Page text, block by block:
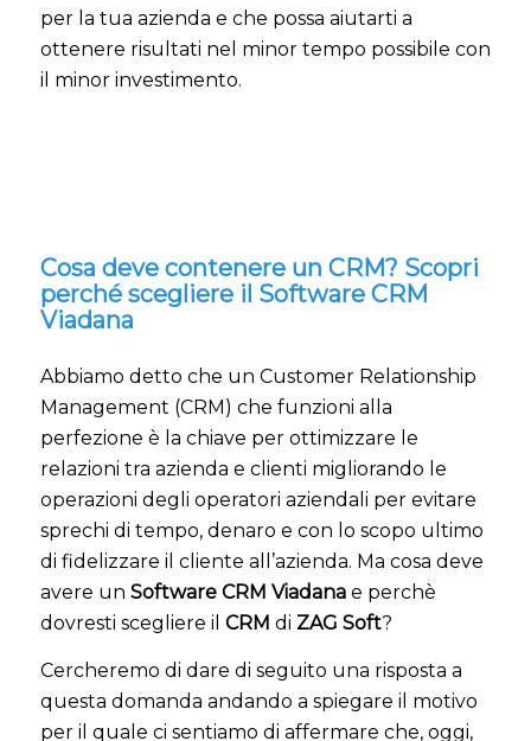
per la tua azienda e che possa aiutarti a
ottenere risultati nel minor tempo possibile con
il minor investimento.
Cosa deve contenere un CRM? Scopri
perché scegliere il Software CRM
Viadana
Abbiamo detto che un Customer Relationship
Management (CRM) che funzioni alla
perfezione è la chiave per ottimizzare le
relazioni tra azienda e clienti migliorando le
operazioni degli operatori aziendali per evitare
sprechi di tempo, denaro e con lo scopo ultimo
di fidelizzare il cliente all’azienda. Ma cosa deve
avere un Software CRM Viadanae perchè
dovresti scegliere il CRM di ZAG Soft?
Cercheremo di dare di seguito una risposta a
questa domanda andando a spiegare il motivo
per il quale ci sentiamo di affermare che, oggi,